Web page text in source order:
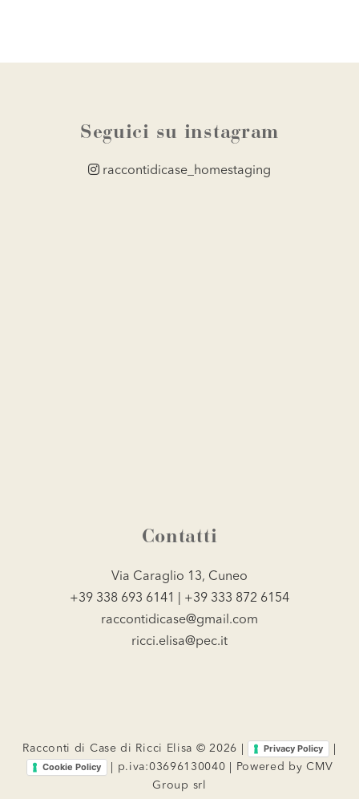
Seguici su instagram
raccontidicase_homestaging
Contatti
Via Caraglio 13, Cuneo
+39 338 693 6141 | +39 333 872 6154
raccontidicase@gmail.com
ricci.elisa@pec.it
Racconti di Case di Ricci Elisa © 2026 | Privacy Policy
Cookie Policy
| p.iva:03696130040 | Powered byCMV
Group srl